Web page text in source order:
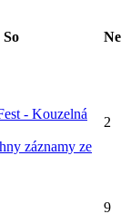
So Ne
- Kouzelná
záznamy ze
2
9